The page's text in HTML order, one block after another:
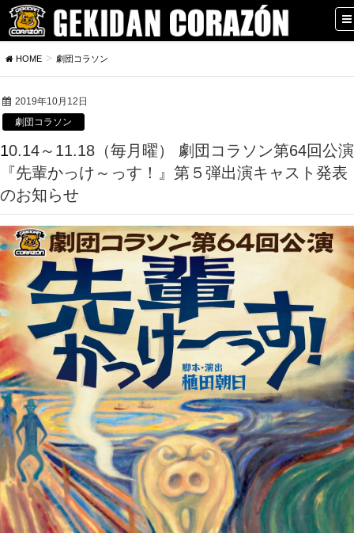
HOME 劇団コラソン
2019年10月12日
劇団コラソン
10.14～11.18（毎月曜） 劇団コラソン第64回公演
『先輩かっけ～っす！』第５弾出演キャスト発表
のお知らせ